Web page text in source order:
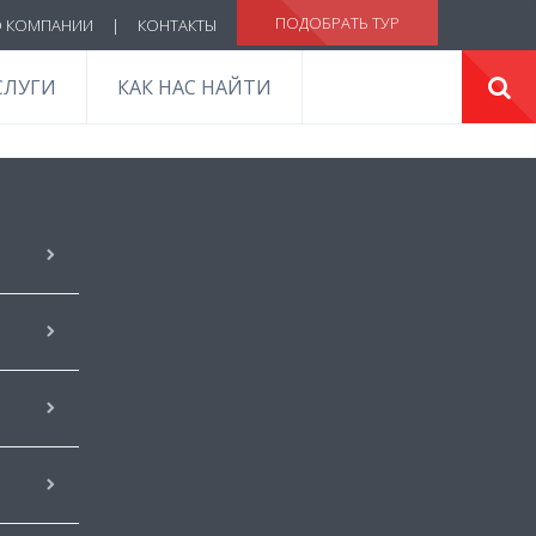
КОМПАНИИ | КОНТАКТЫ ПОДОБРАТЬ ТУР
КАК НАС НАЙТИ